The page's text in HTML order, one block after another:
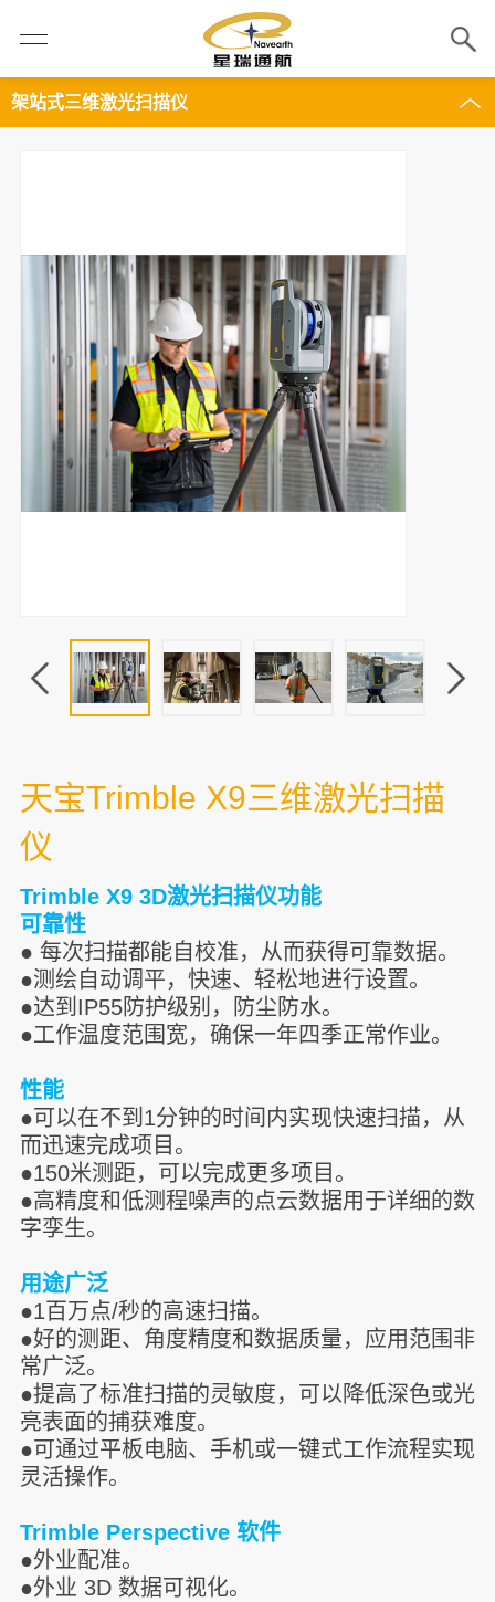
架站式三维激光扫描仪
天宝Trimble X9三维激光扫描
仪
Trimble X9 3D激光扫描仪功能
可靠性
● 每次扫描都能自校准，从而获得可靠数据。
●测绘自动调平，快速、轻松地进行设置。
●达到IP55防护级别，防尘防水。
●工作温度范围宽，确保一年四季正常作业。
性能
●可以在不到1分钟的时间内实现快速扫描，从
而迅速完成项目。
●150米测距，可以完成更多项目。
●高精度和低测程噪声的点云数据用于详细的数
字孪生。
用途广泛
●1百万点/秒的高速扫描。
●好的测距、角度精度和数据质量，应用范围非
常广泛。
●提高了标准扫描的灵敏度，可以降低深色或光
亮表面的捕获难度。
●可通过平板电脑、手机或一键式工作流程实现
灵活操作。
Trimble Perspective 软件
●外业配准。
●外业 3D 数据可视化。